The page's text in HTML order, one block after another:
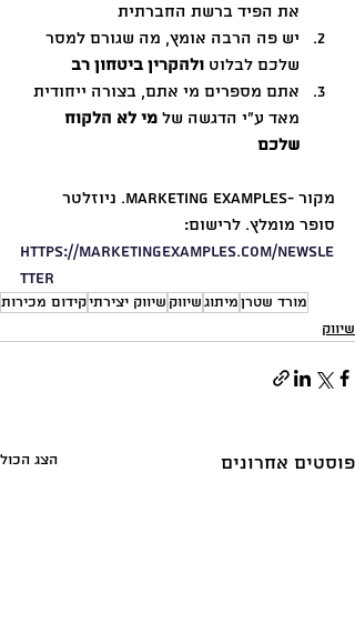
את הפיד ברשת החברתית
יש פה הרבה אומץ, מה שגורם למסר
שלכם לבלוט ולהקרין ביטחון רב
אתם מספרים מי אתם, בצורה ייחודית
מאד ע״י הדגשה של מי לא הלקוח
שלכם
מקור -Marketing Examples. ניוזלטר
סופר מומלץ. לרישום:
https://marketingexamples.com/newsle
tter
מורד שטרןמיתוגשיווק שיווק יצירתיקידום מכירות
שיווק
פוסטים אחרונים הצג הכול